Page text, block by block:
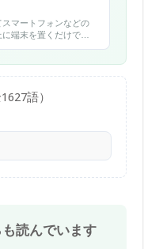
マートフォンなどの
端末を置くだけで充
語）
読んでいます